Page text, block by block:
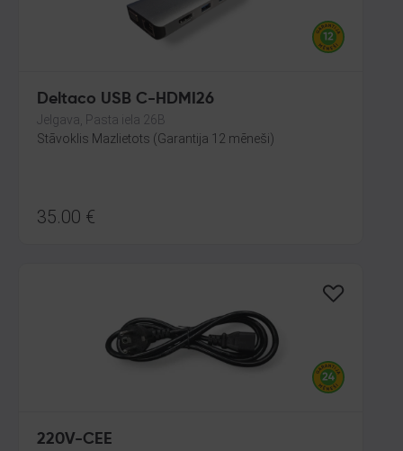
Deltaco USB C-HDMI26
Jelgava, Pasta iela 26B
Stāvoklis Mazlietots (Garantija 12 mēneši)
35.00 €
220V-CEE